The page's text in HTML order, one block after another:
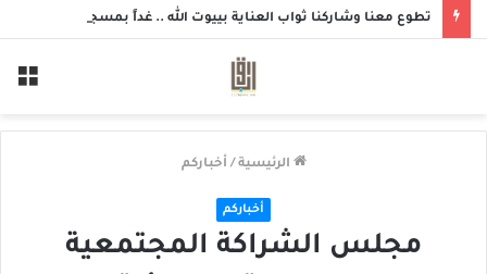
الرئيسية / أخباركم
أخباركم
مجلس الشراكة المجتمعية